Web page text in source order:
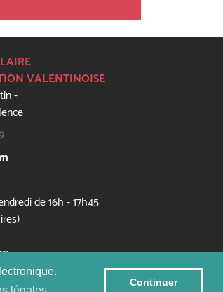
Continuer
VALENTINOISE
-
de 16h - 17h45